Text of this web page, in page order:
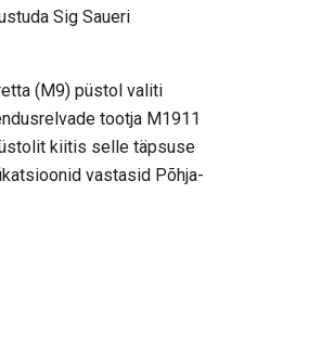
Sig Saueri
(M9) püstol valiti
tootja M1911
kiitis selle täpsuse
vastasid Põhja-